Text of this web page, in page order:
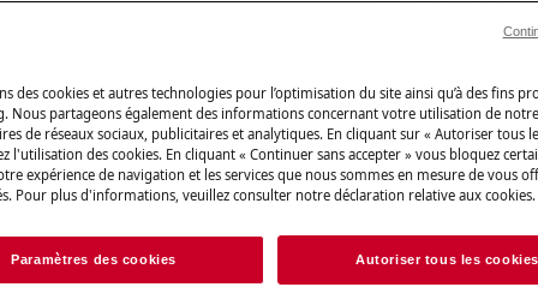
activée sur votre sèche-
s'affiche jusqu'à l'heure de
correspondant au départ
Vers la
Service de
Besoin d’une
votre appareil
des cookies et autres technologies pour l’optimisation du site ainsi qu’à des fins
Nous partageons également des informations concernant votre utilisation de
de réseaux sociaux, publicitaires et analytiques. En cliquant sur « Autoriser tous
l'utilisation des cookies. En cliquant « Continuer sans accepter » vous bloquez
expérience de navigation et les services que nous sommes en mesure de vous
Pour plus d'informations, veuillez consulter notre déclaration relative aux cookies.
Paramètres des cookies Autoriser tous les cookies